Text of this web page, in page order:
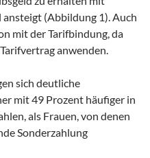
(Abbildung 1). Auch
mit der Tarifbindung, da
anwenden.
sich deutliche
mit 49 Prozent häufiger in
als Frauen, von denen
Sonderzahlung